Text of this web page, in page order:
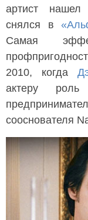
артист нашел
снялся в
Самая
2010, когда
актеру
сооснователя